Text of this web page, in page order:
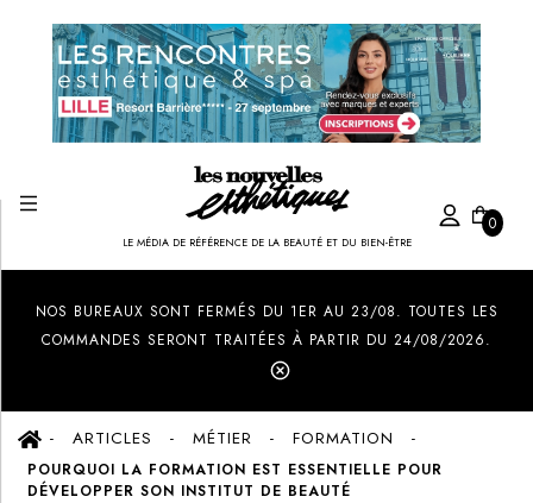
LE MÉDIA DE RÉFÉRENCE DE LA BEAUTÉ ET DU BIEN-ÊTRE
0
NOS BUREAUX SONT FERMÉS DU 1ER AU 23/08. TOUTES LES
COMMANDES SERONT TRAITÉES À PARTIR DU 24/08/2026.
ARTICLES MÉTIER FORMATION
POURQUOI LA FORMATION EST ESSENTIELLE POUR
DÉVELOPPER SON INSTITUT DE BEAUTÉ